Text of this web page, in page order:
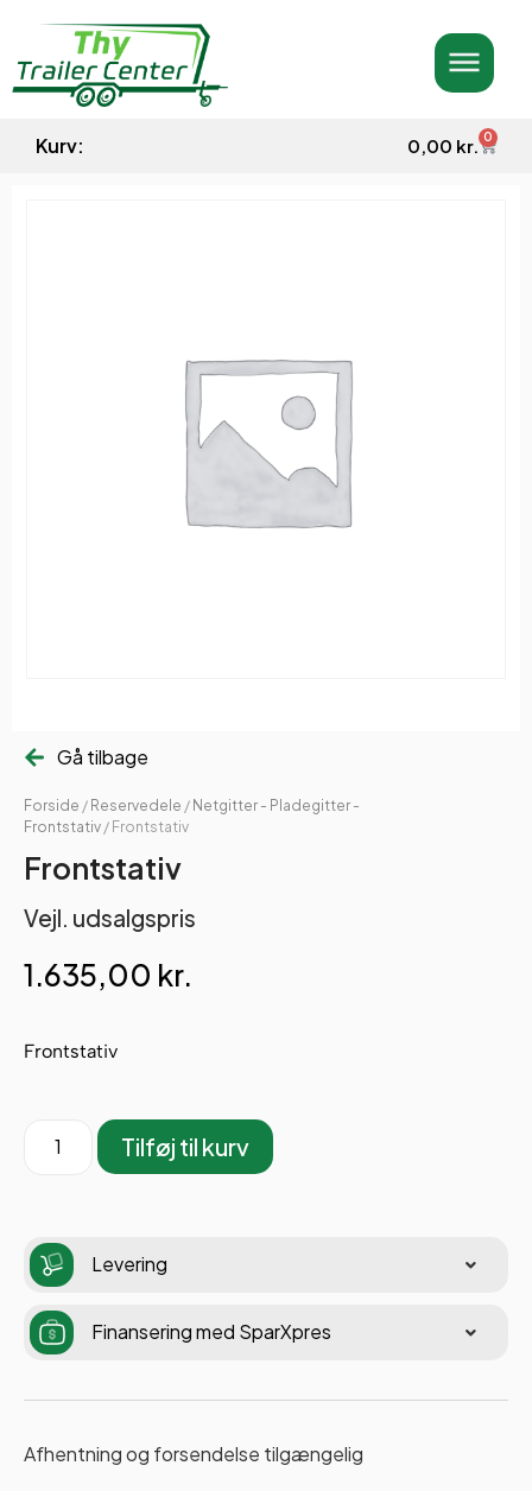
Kurv: 0,00 kr. 0
Gå tilbage
Forside / Reservedele / Netgitter - Pladegitter -
Frontstativ / Frontstativ
Frontstativ
Vejl. udsalgspris
1.635,00 kr.
Frontstativ
Tilføj til kurv
Levering
Finansering med SparXpres
Afhentning og forsendelse tilgængelig